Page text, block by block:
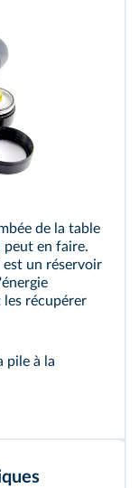
de la table
peut en faire.
est un réservoir
récupérer
pile à la